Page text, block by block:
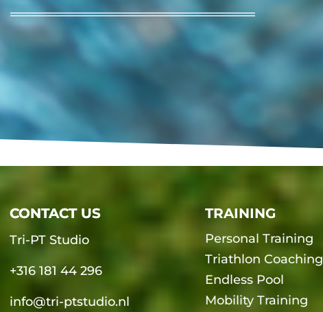
CONTACT US
CONTACT US
Tri-PT Studio
+316 181 44 296
info@tri-ptstudio.nl
TRAINING
Personal Training
Triathlon Coaching
Endless Pool
Mobility Training